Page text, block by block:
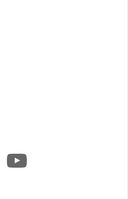
YouTube